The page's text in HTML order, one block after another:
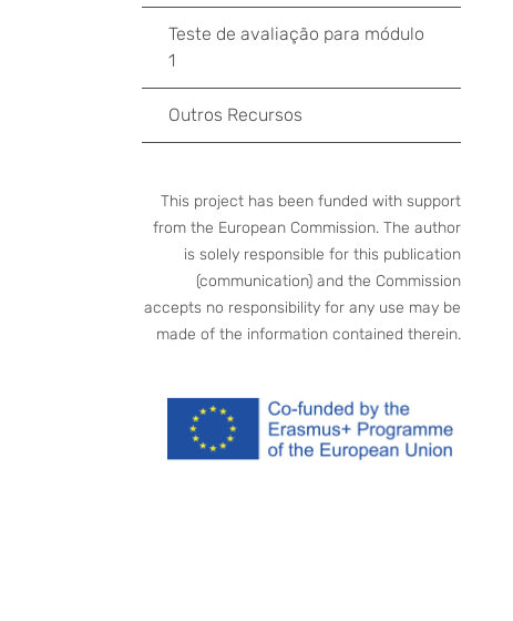
Teste de avaliação para módulo
1
Outros Recursos
This project has been funded with support
from the European Commission. The author
is solely responsible for this publication
(communication) and the Commission
accepts no responsibility for any use may be
made of the information contained therein.